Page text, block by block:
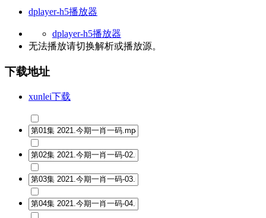
dplayer-h5播放器
dplayer-h5播放器
无法播放请切换解析或播放源。
下载地址
xunlei下载